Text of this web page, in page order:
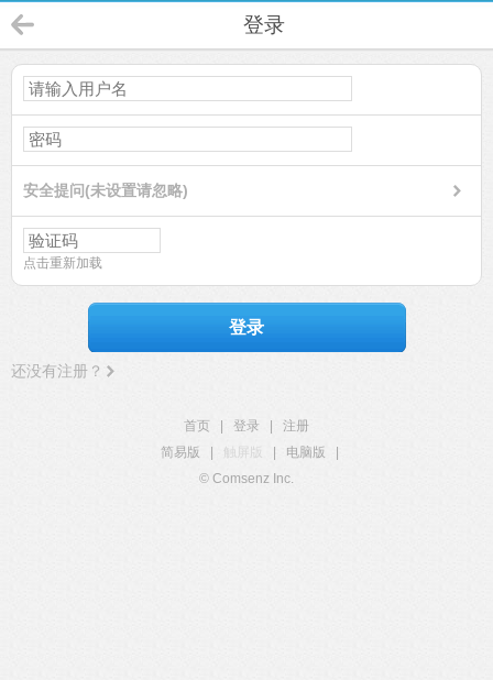
登录
安全提问(未设置请忽略)
点击重新加载
登录
还没有注册？
首页 登录
注册
简易版
触屏版 电脑版
© Comsenz Inc.